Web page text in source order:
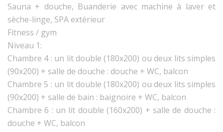
Sauna + douche, Buanderie avec machine à laver et
sèche-linge, SPA extérieur
Fitness / gym
Niveau 1:
Chambre 4 : un lit double (180x200) ou deux lits simples
(90x200) + salle de douche : douche + WC, balcon
Chambre 5 : un lit double (180x200) ou deux lits simples
(90x200) + salle de bain : baignoire + WC, balcon
Chambre 6 : un lit double (160x200) + salle de douche :
douche + WC, balcon